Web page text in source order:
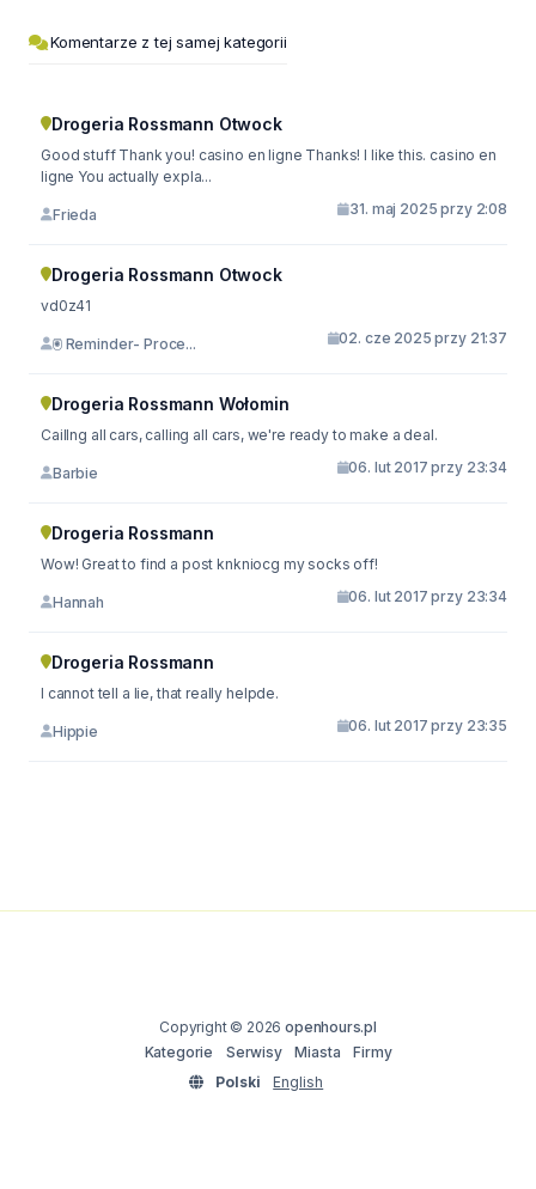
Komentarze z tej samej kategorii
Drogeria Rossmann Otwock
Good stuff Thank you! casino en ligne Thanks! I like this. casino en
ligne You actually expla...
Frieda 31. maj 2025 przy 2:08
Drogeria Rossmann Otwock
vd0z41
🖲 Reminder- Proce... 02. cze 2025 przy 21:37
Drogeria Rossmann Wołomin
Caillng all cars, calling all cars, we're ready to make a deal.
Barbie 06. lut 2017 przy 23:34
Drogeria Rossmann
Wow! Great to find a post knkniocg my socks off!
Hannah 06. lut 2017 przy 23:34
Drogeria Rossmann
I cannot tell a lie, that really helpde.
Hippie 06. lut 2017 przy 23:35
Copyright © 2026openhours.pl
Kategorie
Serwisy Miasta
Firmy
Polski
English